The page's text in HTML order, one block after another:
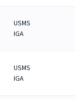
USMS
IGA
USMS
IGA